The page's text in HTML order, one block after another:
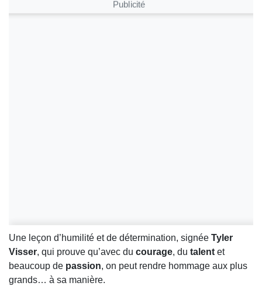
Publicité
Une leçon d’humilité et de détermination, signée Tyler
Visser, qui prouve qu’avec du courage, du talent et
beaucoup de passion, on peut rendre hommage aux plus
grands… à sa manière.